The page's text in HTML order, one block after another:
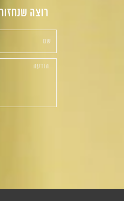
רוצה